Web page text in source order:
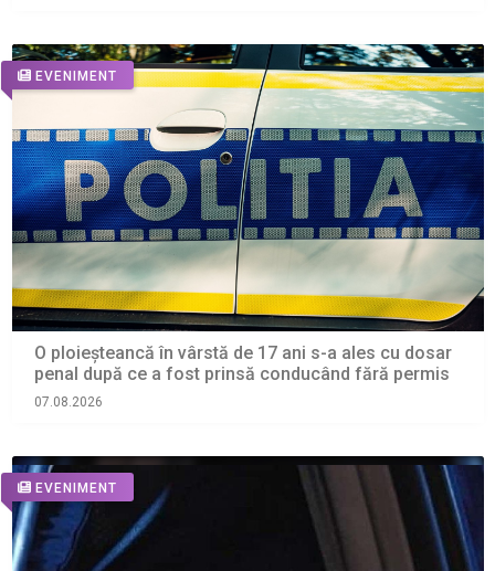
EVENIMENT
O ploieșteancă în vârstă de 17 ani s-a ales cu dosar
penal după ce a fost prinsă conducând fără permis
07.08.2026
EVENIMENT